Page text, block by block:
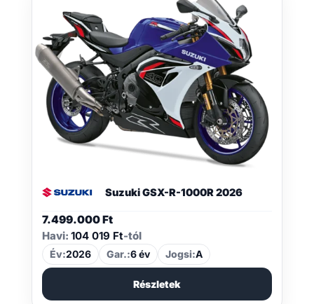
Suzuki GSX-R-1000R 2026
7.499.000Ft
Havi: 104 019 Ft-tól
Év:2026 Gar.:6 év Jogsi:A
Részletek